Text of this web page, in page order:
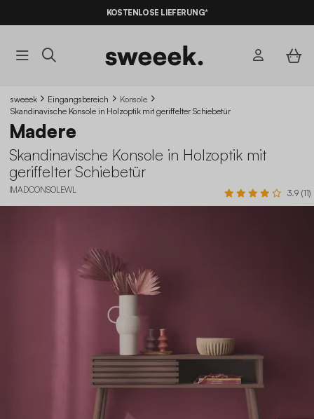
AUF DER SCHNÄPPCHEN* MIT DEM CODE
KOSTENLOSE LIEFERUNG*
sweeek Eingangsbereich
Konsole
Skandinavische Konsole in Holzoptik mit geriffelter Schiebetür
Madere
Skandinavische Konsole in Holzoptik mit
geriffelter Schiebetür
IMADCONSOLEWL 3.9 (11)